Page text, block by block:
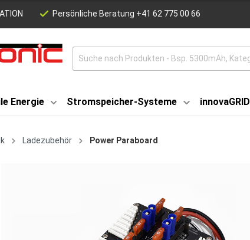
Persönliche Beratung +41 62 775 00 66
Energie Stromspeicher-Systeme innovaGRID
Ladezubehör Power Paraboard